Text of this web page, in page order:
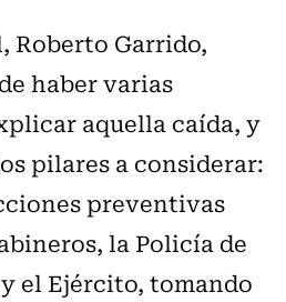
Roberto Garrido,
haber varias
aquella caída, y
pilares a considerar:
preventivas
la Policía de
el Ejército, tomando